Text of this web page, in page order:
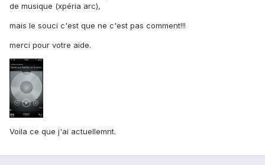
de musique (xpéria arc),
mais le souci c'est que ne c'est pas comment!!!
merci pour votre aide.
Voila ce que j'ai actuellemnt.